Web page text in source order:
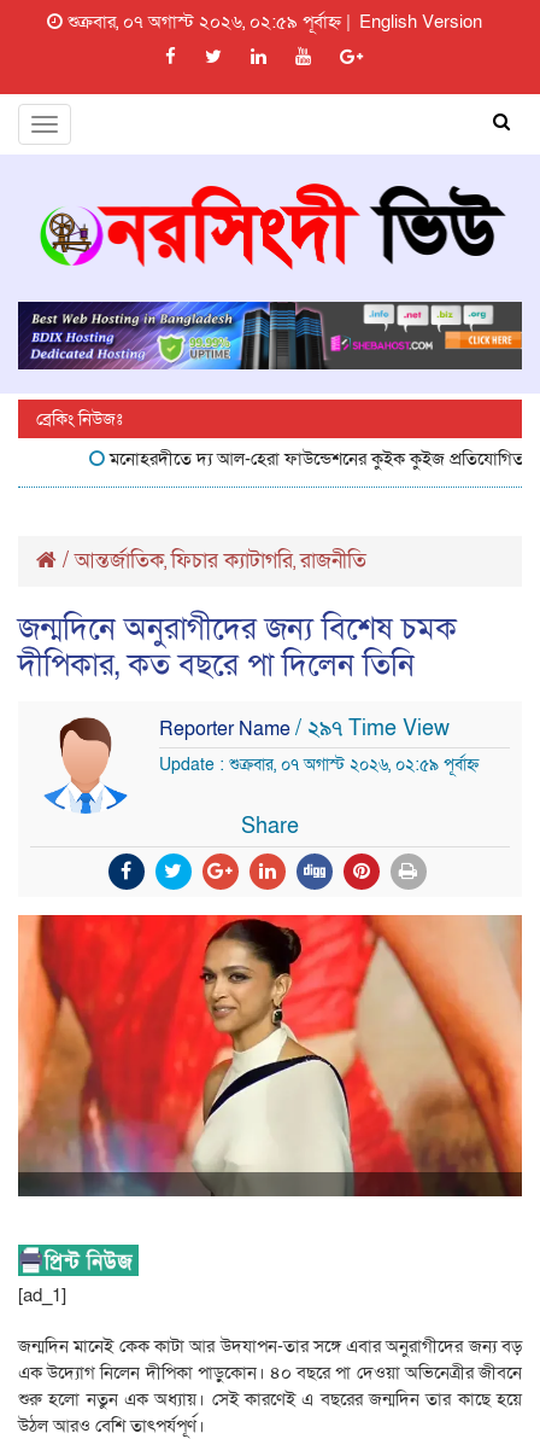
শুক্রবার, ০৭ অগাস্ট ২০২৬, ০২:৫৯ পূর্বাহ্ন | English Version
Toggle
ব্রেকিং নিউজঃ
মনোহরদীতে দ্য আল-হেরা ফাউন্ডেশনের কুইক কুইজ প্রতিযোগিতা
/আন্তর্জাতিক,ফিচার ক্যাটাগরি,রাজনীতি
জন্মদিনে অনুরাগীদের জন্য বিশেষ চমক
দীপিকার, কত বছরে পা দিলেন তিনি
Reporter Name/ ২৯৭ Time View
Update : শুক্রবার, ০৭ অগাস্ট ২০২৬, ০২:৫৯ পূর্বাহ্ন
Share
[ad_1]
জন্মদিন মানেই কেক কাটা আর উদযাপন-তার সঙ্গে এবার অনুরাগীদের জন্য বড়
এক উদ্যোগ নিলেন দীপিকা পাড়ুকোন। ৪০ বছরে পা দেওয়া অভিনেত্রীর জীবনে
শুরু হলো নতুন এক অধ্যায়। সেই কারণেই এ বছরের জন্মদিন তার কাছে হয়ে
উঠল আরও বেশি তাৎপর্যপূর্ণ।